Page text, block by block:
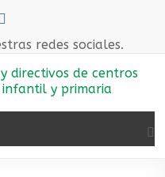
redes sociales.